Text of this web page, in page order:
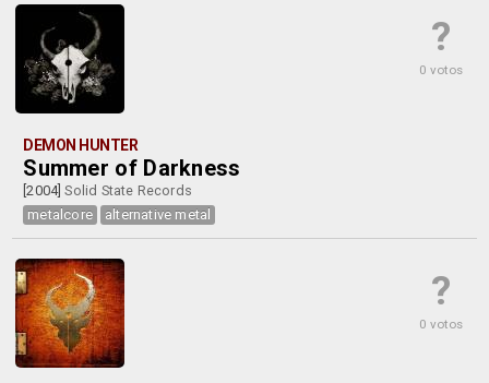
?
0 votos
DEMON HUNTER
Summer of Darkness
[2004]Solid State Records
metalcore
alternative metal
?
0 votos